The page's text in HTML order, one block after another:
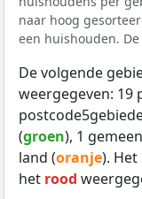
naar hoog
een huishouden.
De volgende
weergegeven: 19
(groen), 1
land (oranje).
het rood